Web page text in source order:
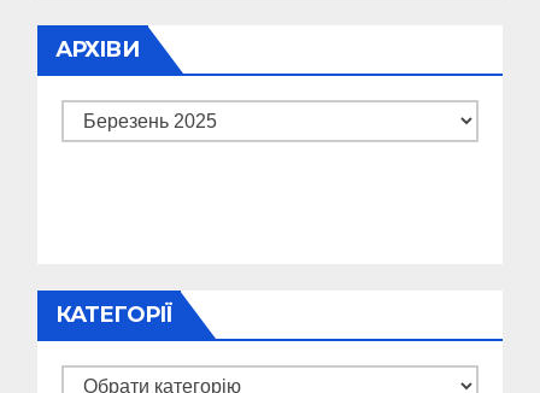
АРХІВИ
Архіви
КАТЕГОРІЇ
Категорії